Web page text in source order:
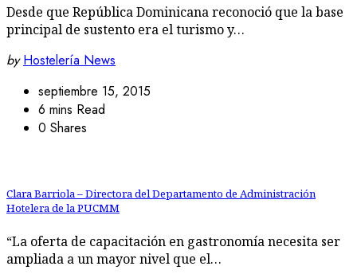
Desde que República Dominicana reconoció que la base
principal de sustento era el turismo y…
by Hostelería News
septiembre 15, 2015
6 mins Read
0 Shares
Clara Barriola – Directora del Departamento de Administración
Hotelera de la PUCMM
“La oferta de capacitación en gastronomía necesita ser
ampliada a un mayor nivel que el…